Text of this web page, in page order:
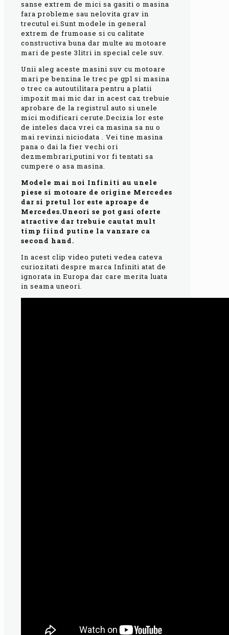
sanse extrem de mici sa gasiti o masina
fara probleme sau nelovita grav in
trecutul ei.Sunt modele in general
extrem de frumoase si cu calitate
constructiva buna dar multe au motoare
mari de peste 3litri in special cele suv.
Unii aleg aceste masini suv cu motoare
mari pe benzina le trec pe gpl si masina
o trec ca autoutilitara pentru a platii
impozit mai mic dar in acest caz trebuie
aprobare de la registrul auto si unele
mici modificari cerute.Decizia lor este
de inteles daca vrei ca masina sa nu o
mai revinzi niciodata . Vei tine masina
pana o dai la fier vechi ori
dezmembrari,putini vor fi tentati sa
cumpere o asa masina.
Modele mai noi Infiniti au unele
piese si motoare de origine Mercedes
dar si pretul lor este aproape de
Mercedes.Uneori se pot gasi oferte
atractive dar trebuie cautat mult
timp fiind putine la vanzare ca
second hand.
In acest clip video puteti vedea cateva
curiozitati despre marca Infiniti atat de
ignorata in Europa dar care merita luata
in seama uneori.